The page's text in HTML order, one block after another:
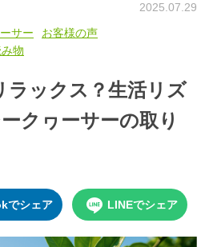
2025.07.29
サー
お客様の声
物
ラックス？生活リズ
クヮーサーの取り
でシェア LINEでシェア